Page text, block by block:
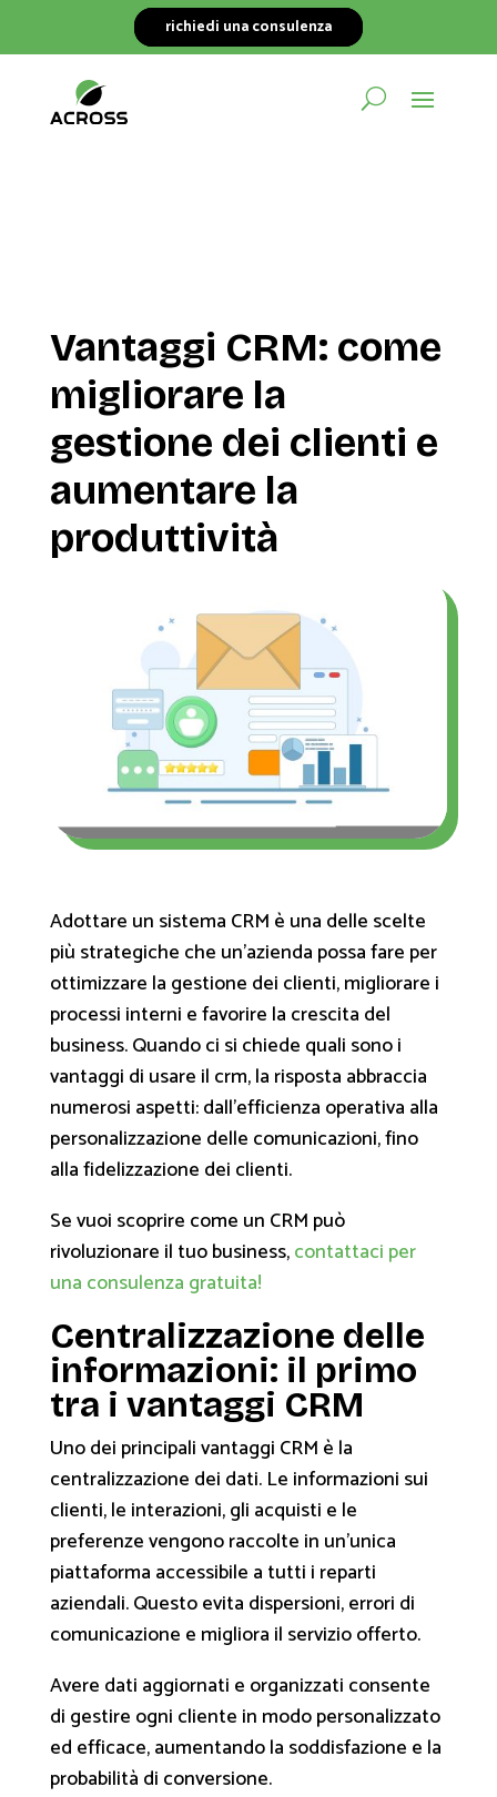
richiedi una consulenza
Vantaggi CRM: come
migliorare la
gestione dei clienti e
aumentare la
produttività
Adottare un sistema CRM è una delle scelte
più strategiche che un'azienda possa fare per
ottimizzare la gestione dei clienti, migliorare i
processi interni e favorire la crescita del
business. Quando ci si chiede quali sono i
vantaggi di usare il crm, la risposta abbraccia
numerosi aspetti: dall'efficienza operativa alla
personalizzazione delle comunicazioni, fino
alla fidelizzazione dei clienti.
Se vuoi scoprire come un CRM può
rivoluzionare il tuo business,contattaci per
una consulenza gratuita!
Centralizzazione delle
informazioni: il primo
tra i vantaggi CRM
Uno dei principali vantaggi CRM è la
centralizzazione dei dati. Le informazioni sui
clienti, le interazioni, gli acquisti e le
preferenze vengono raccolte in un'unica
piattaforma accessibile a tutti i reparti
aziendali. Questo evita dispersioni, errori di
comunicazione e migliora il servizio offerto.
Avere dati aggiornati e organizzati consente
di gestire ogni cliente in modo personalizzato
ed efficace, aumentando la soddisfazione e la
probabilità di conversione.